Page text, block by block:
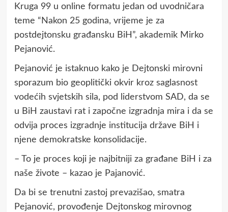
Kruga 99 u online formatu jedan od uvodničara
teme “Nakon 25 godina, vrijeme je za
postdejtonsku građansku BiH”, akademik Mirko
Pejanović.
Pejanović je istaknuo kako je Dejtonski mirovni
sporazum bio geoplitički okvir kroz saglasnost
vodećih svjetskih sila, pod liderstvom SAD, da se
u BiH zaustavi rat i započne izgradnja mira i da se
odvija proces izgradnje institucija države BiH i
njene demokratske konsolidacije.
– To je proces koji je najbitniji za građane BiH i za
naše živote – kazao je Pajanović.
Da bi se trenutni zastoj prevazišao, smatra
Pejanović, provođenje Dejtonskog mirovnog